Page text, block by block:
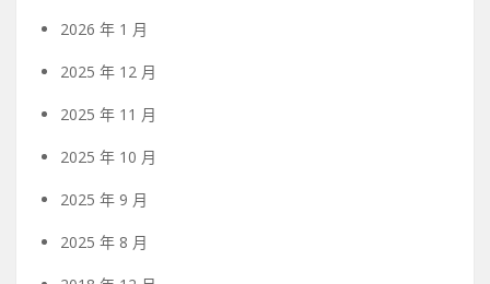
2026 年 1 月
2025 年 12 月
2025 年 11 月
2025 年 10 月
2025 年 9 月
2025 年 8 月